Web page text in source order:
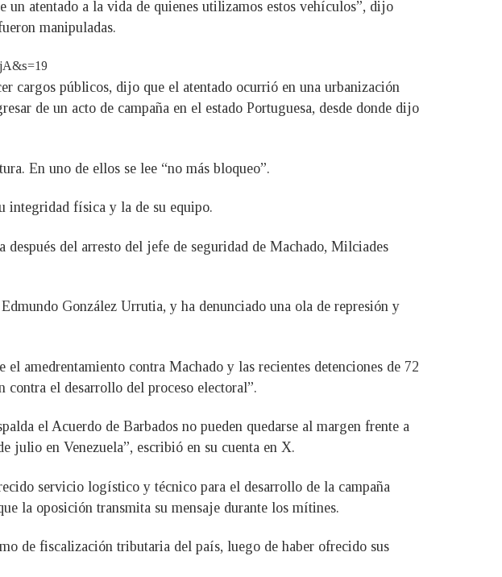
un atentado a la vida de quienes utilizamos estos vehículos”, dijo
manipuladas.
cargos públicos, dijo que el atentado ocurrió en una urbanización
de un acto de campaña en el estado Portuguesa, desde donde dijo
En uno de ellos se lee “no más bloqueo”.
integridad física y la de su equipo.
del arresto del jefe de seguridad de Machado, Milciades
González Urrutia, y ha denunciado una ola de represión y
amedrentamiento contra Machado y las recientes detenciones de 72
contra el desarrollo del proceso electoral”.
el Acuerdo de Barbados no pueden quedarse al margen frente a
julio en Venezuela”, escribió en su cuenta en X.
servicio logístico y técnico para el desarrollo de la campaña
la oposición transmita su mensaje durante los mítines.
de fiscalización tributaria del país, luego de haber ofrecido sus